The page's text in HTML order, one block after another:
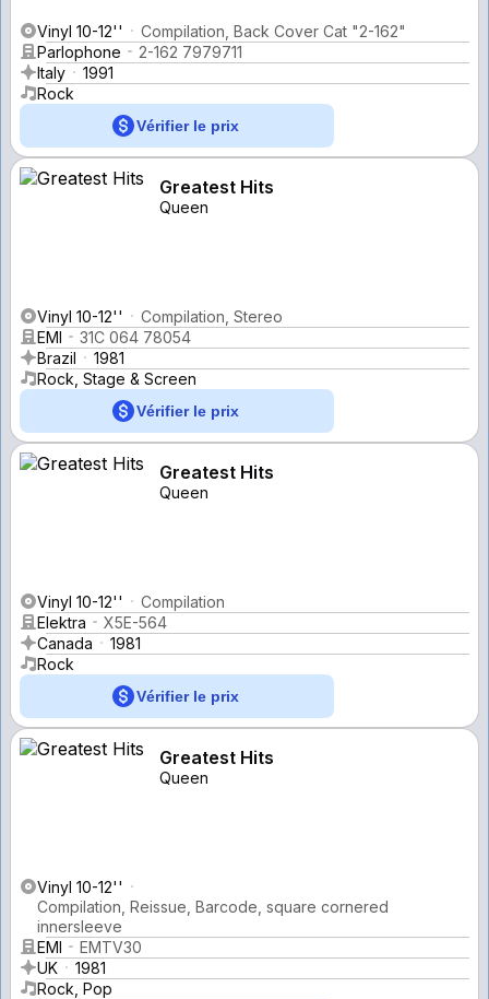
Vinyl 10-12''
Compilation, Back Cover Cat "2-162"
Parlophone
2-162 7979711
Italy
1991
Rock
Vérifier le prix
Greatest Hits
Queen
Vinyl 10-12''
Compilation, Stereo
EMI
31C 064 78054
Brazil
1981
Rock, Stage & Screen
Vérifier le prix
Greatest Hits
Queen
Vinyl 10-12''
Compilation
Elektra
X5E-564
Canada
1981
Rock
Vérifier le prix
Greatest Hits
Queen
Vinyl 10-12''
Compilation, Reissue, Barcode, square cornered
innersleeve
EMI
EMTV30
UK
1981
Rock, Pop